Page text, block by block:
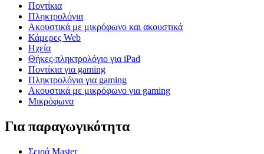
Ποντίκια
Πληκτρολόγια
Ακουστικά με μικρόφωνο και ακουστικά
Κάμερες Web
Ηχεία
Θήκες-πληκτρολόγιο για iPad
Ποντίκια για gaming
Πληκτρολόγια για gaming
Ακουστικά με μικρόφωνο για gaming
Μικρόφωνα
Για παραγωγικότητα
Σειρά Master